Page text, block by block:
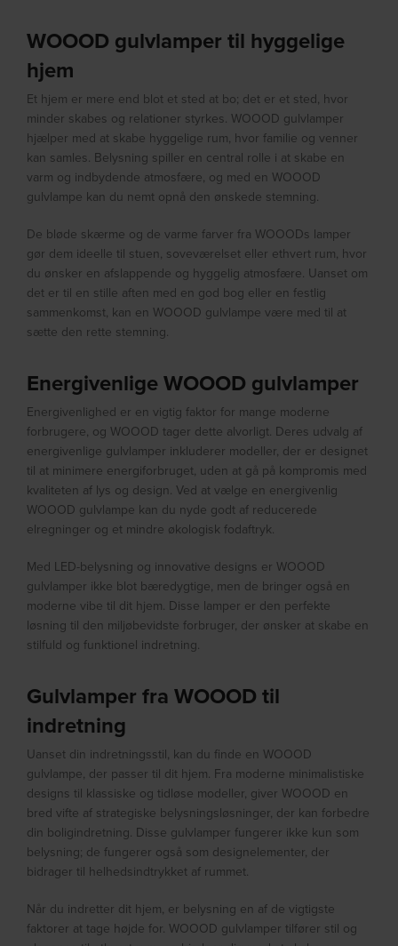
WOOOD gulvlamper til hyggelige
hjem
Et hjem er mere end blot et sted at bo; det er et sted, hvor
minder skabes og relationer styrkes. WOOOD gulvlamper
hjælper med at skabe hyggelige rum, hvor familie og venner
kan samles. Belysning spiller en central rolle i at skabe en
varm og indbydende atmosfære, og med en WOOOD
gulvlampe kan du nemt opnå den ønskede stemning.
De bløde skærme og de varme farver fra WOOODs lamper
gør dem ideelle til stuen, soveværelset eller ethvert rum, hvor
du ønsker en afslappende og hyggelig atmosfære. Uanset om
det er til en stille aften med en god bog eller en festlig
sammenkomst, kan en WOOOD gulvlampe være med til at
sætte den rette stemning.
Energivenlige WOOOD gulvlamper
Energivenlighed er en vigtig faktor for mange moderne
forbrugere, og WOOOD tager dette alvorligt. Deres udvalg af
energivenlige gulvlamper inkluderer modeller, der er designet
til at minimere energiforbruget, uden at gå på kompromis med
kvaliteten af lys og design. Ved at vælge en energivenlig
WOOOD gulvlampe kan du nyde godt af reducerede
elregninger og et mindre økologisk fodaftryk.
Med LED-belysning og innovative designs er WOOOD
gulvlamper ikke blot bæredygtige, men de bringer også en
moderne vibe til dit hjem. Disse lamper er den perfekte
løsning til den miljøbevidste forbruger, der ønsker at skabe en
stilfuld og funktionel indretning.
Gulvlamper fra WOOOD til
indretning
Uanset din indretningsstil, kan du finde en WOOOD
gulvlampe, der passer til dit hjem. Fra moderne minimalistiske
designs til klassiske og tidløse modeller, giver WOOOD en
bred vifte af strategiske belysningsløsninger, der kan forbedre
din boligindretning. Disse gulvlamper fungerer ikke kun som
belysning; de fungerer også som designelementer, der
bidrager til helhedsindtrykket af rummet.
Når du indretter dit hjem, er belysning en af de vigtigste
faktorer at tage højde for. WOOOD gulvlamper tilfører stil og